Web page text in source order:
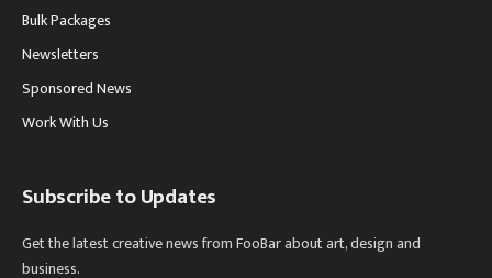
Bulk Packages
Newsletters
Sponsored News
Work With Us
Subscribe to Updates
Get the latest creative news from FooBar about art, design and
business.